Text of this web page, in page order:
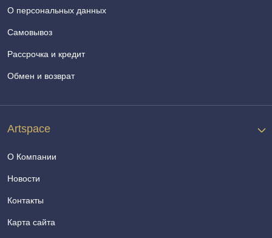
О персональных данных
Самовывоз
Рассрочка и кредит
Обмен и возврат
Artspace
О Компании
Новости
Контакты
Карта сайта